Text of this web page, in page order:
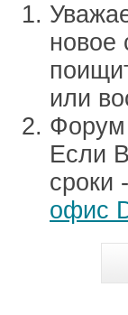
новое
или
Форум
Если
сроки
офис